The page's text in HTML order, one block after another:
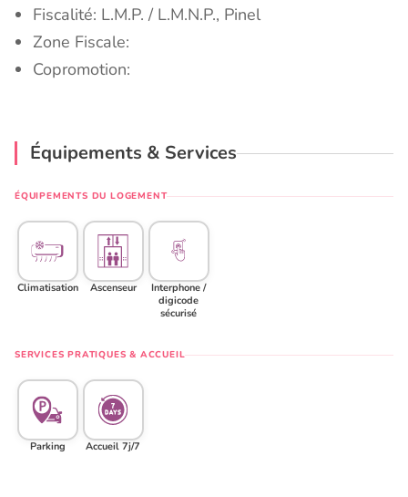
Fiscalité: L.M.P. / L.M.N.P., Pinel
Zone Fiscale:
Copromotion:
Équipements & Services
ÉQUIPEMENTS DU LOGEMENT
Climatisation Ascenseur
Interphone /
digicode
sécurisé
SERVICES PRATIQUES & ACCUEIL
Parking Accueil 7j/7